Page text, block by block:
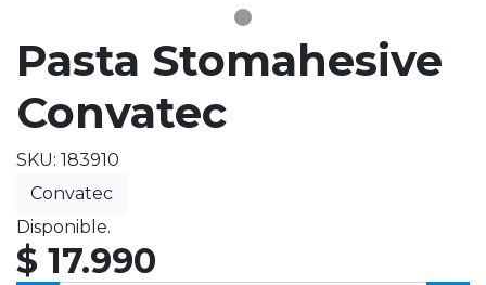
Pasta Stomahesive
Convatec
SKU: 183910
Convatec
Disponible.
$ 17.990